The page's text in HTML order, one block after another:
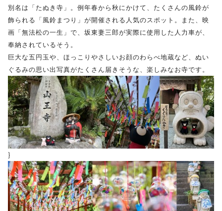
別名は「たぬき寺」。例年春から秋にかけて、たくさんの風鈴が
飾られる「風鈴まつり」が開催される人気のスポット。また、映
画「無法松の一生」で、坂東妻三郎が実際に使用した人力車が、
奉納されているそう。
巨大な五円玉や、ほっこりやさしいお顔のわらべ地蔵など、ぬい
ぐるみの思い出写真がたくさん届きそうな、楽しみなお寺です。
}